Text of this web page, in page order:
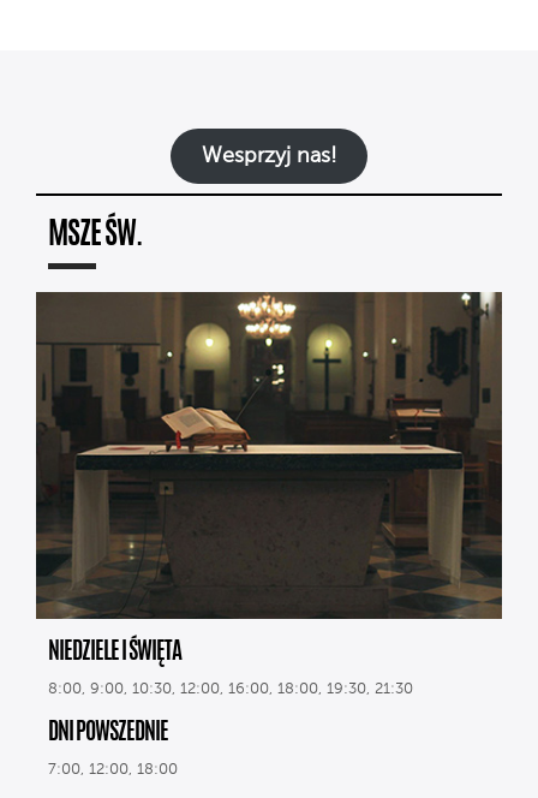
Wesprzyj nas!
MSZE ŚW.
NIEDZIELE I ŚWIĘTA
8:00, 9:00, 10:30, 12:00, 16:00, 18:00, 19:30, 21:30
DNI POWSZEDNIE
7:00, 12:00, 18:00